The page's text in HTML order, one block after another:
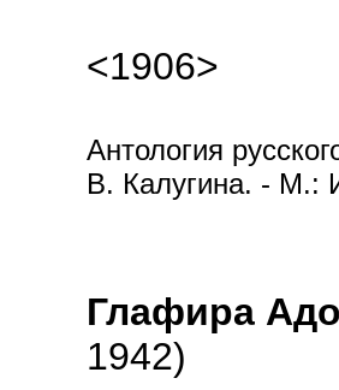
<1906>
Антология
В. Калугина. - М.:
Глафира
1942)